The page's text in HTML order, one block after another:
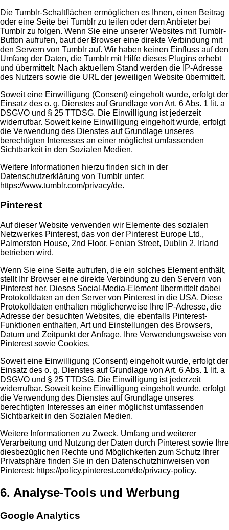
Die Tumblr-Schaltflächen ermöglichen es Ihnen, einen Beitrag
oder eine Seite bei Tumblr zu teilen oder dem Anbieter bei
Tumblr zu folgen. Wenn Sie eine unserer Websites mit Tumblr-
Button aufrufen, baut der Browser eine direkte Verbindung mit
den Servern von Tumblr auf. Wir haben keinen Einfluss auf den
Umfang der Daten, die Tumblr mit Hilfe dieses Plugins erhebt
und übermittelt. Nach aktuellem Stand werden die IP-Adresse
des Nutzers sowie die URL der jeweiligen Website übermittelt.
Soweit eine Einwilligung (Consent) eingeholt wurde, erfolgt der
Einsatz des o. g. Dienstes auf Grundlage von Art. 6 Abs. 1 lit. a
DSGVO und § 25 TTDSG. Die Einwilligung ist jederzeit
widerrufbar. Soweit keine Einwilligung eingeholt wurde, erfolgt
die Verwendung des Dienstes auf Grundlage unseres
berechtigten Interesses an einer möglichst umfassenden
Sichtbarkeit in den Sozialen Medien.
Weitere Informationen hierzu finden sich in der
Datenschutzerklärung von Tumblr unter:
https://www.tumblr.com/privacy/de.
Pinterest
Auf dieser Website verwenden wir Elemente des sozialen
Netzwerkes Pinterest, das von der Pinterest Europe Ltd.,
Palmerston House, 2nd Floor, Fenian Street, Dublin 2, Irland
betrieben wird.
Wenn Sie eine Seite aufrufen, die ein solches Element enthält,
stellt Ihr Browser eine direkte Verbindung zu den Servern von
Pinterest her. Dieses Social-Media-Element übermittelt dabei
Protokolldaten an den Server von Pinterest in die USA. Diese
Protokolldaten enthalten möglicherweise Ihre IP-Adresse, die
Adresse der besuchten Websites, die ebenfalls Pinterest-
Funktionen enthalten, Art und Einstellungen des Browsers,
Datum und Zeitpunkt der Anfrage, Ihre Verwendungsweise von
Pinterest sowie Cookies.
Soweit eine Einwilligung (Consent) eingeholt wurde, erfolgt der
Einsatz des o. g. Dienstes auf Grundlage von Art. 6 Abs. 1 lit. a
DSGVO und § 25 TTDSG. Die Einwilligung ist jederzeit
widerrufbar. Soweit keine Einwilligung eingeholt wurde, erfolgt
die Verwendung des Dienstes auf Grundlage unseres
berechtigten Interesses an einer möglichst umfassenden
Sichtbarkeit in den Sozialen Medien.
Weitere Informationen zu Zweck, Umfang und weiterer
Verarbeitung und Nutzung der Daten durch Pinterest sowie Ihre
diesbezüglichen Rechte und Möglichkeiten zum Schutz Ihrer
Privatsphäre finden Sie in den Datenschutzhinweisen von
Pinterest: https://policy.pinterest.com/de/privacy-policy.
6. Analyse-Tools und Werbung
Google Analytics